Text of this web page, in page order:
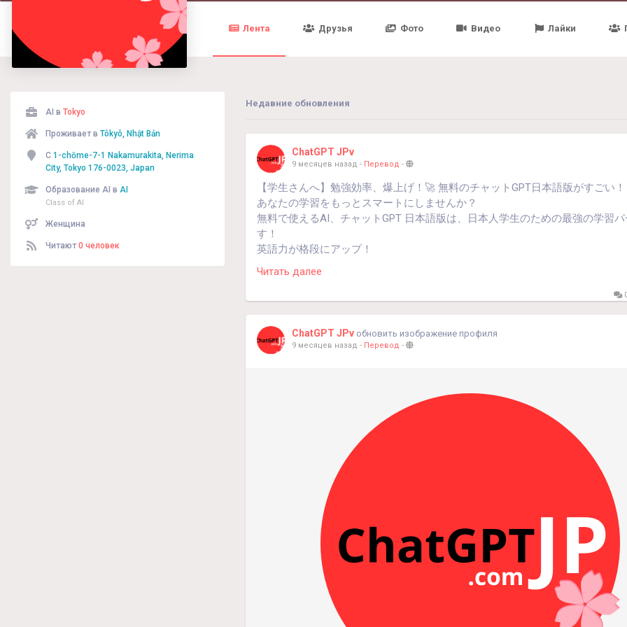
Лента Друзья Фото Видео Лайки
AI в Tokyo
Проживает в Tôkyô, Nhật Bản
С 1-chōme-7-1 Nakamurakita, Nerima
City, Tokyo 176-0023, Japan
Образование AI в AI
Class of AI
Женщина
Читают 0 человек
Недавние обновления
ChatGPT JPv
9 месяцев назад - Перевод -
【学生さんへ】勉強効率、爆上げ！🚀 無料のチャットGPT日本語版がすごい！
あなたの学習をもっとスマートにしませんか？
無料で使えるAI、チャットGPT 日本語版は、日本人学生のための最強の学習
す！
英語力が格段にアップ！
英作文添削、AIとの会話練習で、表現力が豊かに。
レポート・論文作成が劇的に時短！
難しい概念もAIが分かりやすく解説し、深い理解へと導きます。
プログラミング学習もスムーズに！
コードのエラー解決や最適な書き方を提案。
#無料AI #学習革命
Читать далее
ChatGPT JPv обновить изображение профиля
9 месяцев назад - Перевод -